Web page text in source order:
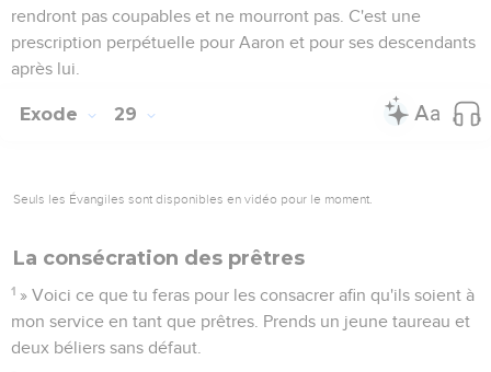
rendront pas coupables et ne mourront pas. C'est une
prescription perpétuelle pour Aaron et pour ses descendants
après lui.
Exode 29
Seuls les Évangiles sont disponibles en vidéo pour le moment.
La consécration des prêtres
1 » Voici ce que tu feras pour les consacrer afin qu'ils soient à
mon service en tant que prêtres. Prends un jeune taureau et
deux béliers sans défaut.